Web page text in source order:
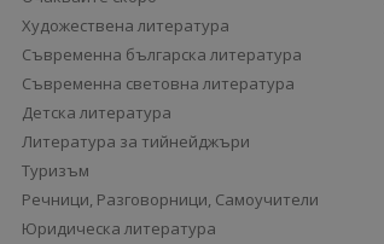
Художествена литература
Съвременна българска литература
Съвременна световна литература
Детска литература
Литература за тийнейджъри
Туризъм
Речници, Разговорници, Самоучители
Юридическа литература